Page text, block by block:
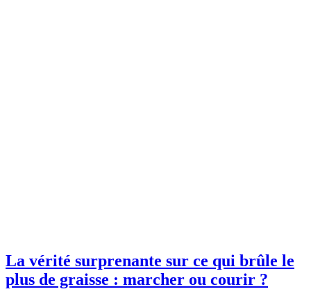
La vérité surprenante sur ce qui brûle le
plus de graisse : marcher ou courir ?